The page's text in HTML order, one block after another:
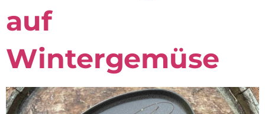
auf
Wintergemüse